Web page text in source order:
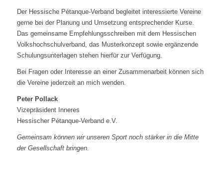
Der Hessische Pétanque-Verband begleitet interessierte Vereine
gerne bei der Planung und Umsetzung entsprechender Kurse.
Das gemeinsame Empfehlungsschreiben mit dem Hessischen
Volkshochschulverband, das Musterkonzept sowie ergänzende
Schulungsunterlagen stehen hierfür zur Verfügung.
Bei Fragen oder Interesse an einer Zusammenarbeit können sich
die Vereine jederzeit an mich wenden.
Peter Pollack
Vizepräsident Inneres
Hessischer Pétanque-Verband e.V.
Gemeinsam können wir unseren Sport noch stärker in die Mitte
der Gesellschaft bringen.